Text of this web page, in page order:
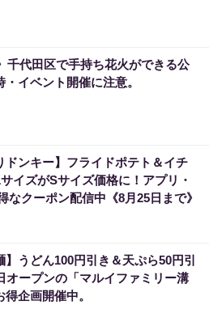
千代田区で手持ち花火ができる公
・イベント開催に注意。
ドンキー】フライドポテト＆イチ
イズがSサイズ価格に！アプリ・
なクーポン配信中《8月25日まで》
】うどん100円引き＆天ぷら50円引
オープンの「マルイファミリー溝
企画開催中。